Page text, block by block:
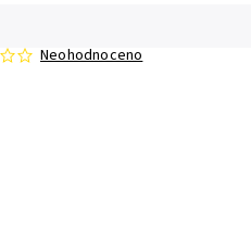
Neohodnoceno